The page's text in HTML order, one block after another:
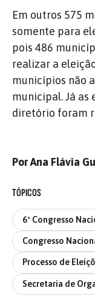
Em outros 575
somente para
pois 486
realizar a
municípios não
municipal. Já as
diretório foram
Por Ana Flávia
TÓPICOS
6º Congresso
Congresso
Processo de
Secretaria de